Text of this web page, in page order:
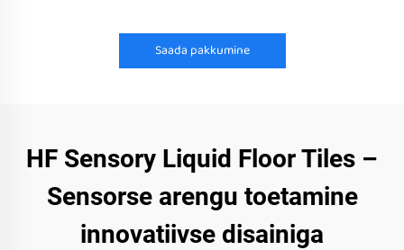
Saada pakkumine
HF Sensory Liquid Floor Tiles –
Sensorse arengu toetamine
innovatiivse disainiga